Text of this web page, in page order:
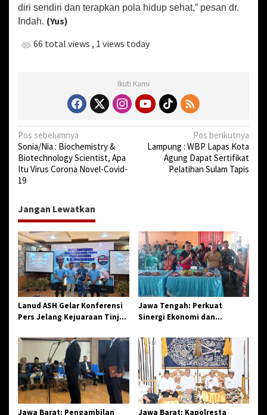
diri sendiri dan terapkan pola hidup sehat,” pesan dr.
Indah. (Yus)
66 total views , 1 views today
Ikuti Kami
N
a
v
i
g
a
s
i
p
o
s
Pos sebelumnya
Sonia/Nia : Biochemistry &
Biotechnology Scientist, Apa
Itu Virus Corona Novel-Covid-
19
Pos berikutnya
Lampung : WBP Lapas Kota
Agung Dapat Sertifikat
Pelatihan Sulam Tapis
Jangan Lewatkan
Lanud ASH Gelar Konferensi
Pers Jelang Kejuaraan Tinju
2026
Jawa Tengah: Perkuat
Sinergi Ekonomi dan
Jangkar Gelar Halal Bi Halal
di Losari
Jawa Barat: Pengambilan Jawa Barat: Kapolresta